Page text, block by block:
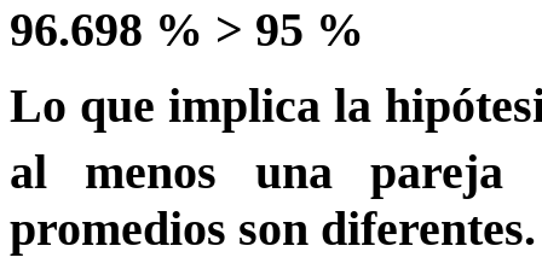
96.698 % > 95 %
Lo que implica la
al menos una pareja
promedios son diferentes.